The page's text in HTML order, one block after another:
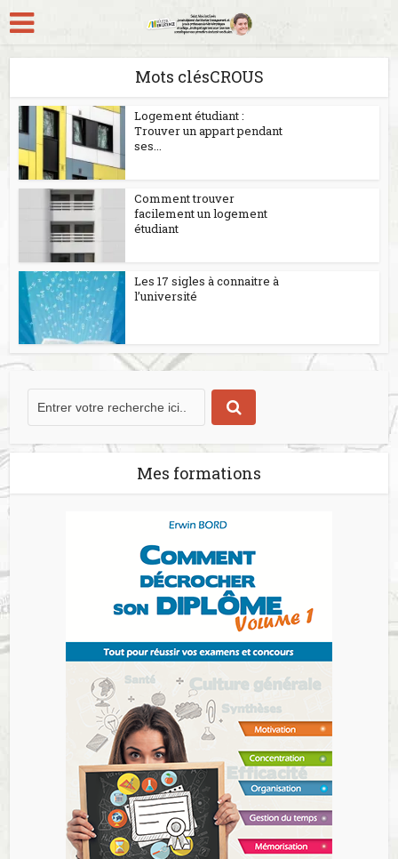
Mots clésCROUS
Logement étudiant :
Trouver un appart pendant
ses...
Comment trouver
facilement un logement
étudiant
Les 17 sigles à connaitre à
l’université
Mes formations